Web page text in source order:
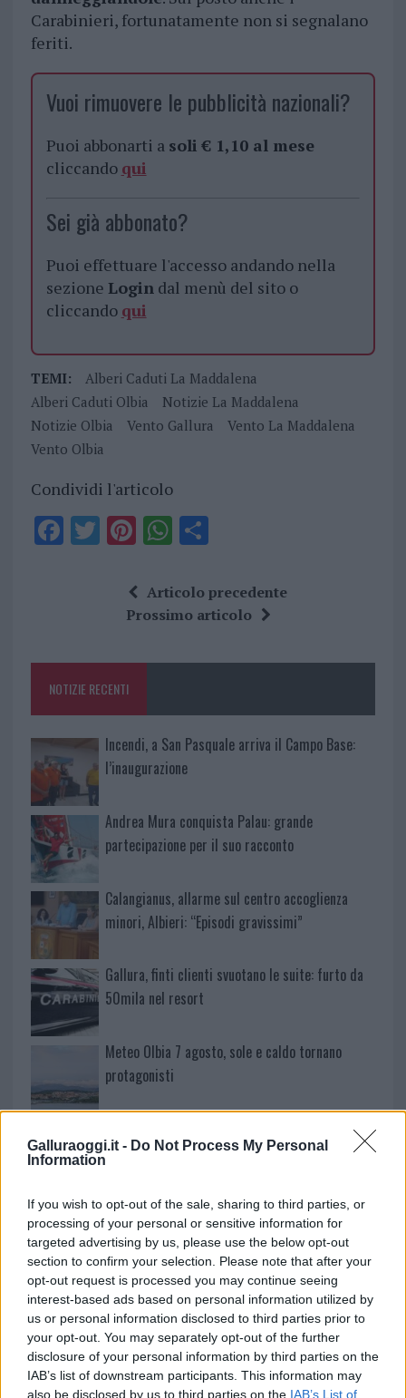
Galluraoggi.it - Do Not Process My Personal
Information
If you wish to opt-out of the sale, sharing to third parties, or
processing of your personal or sensitive information for
targeted advertising by us, please use the below opt-out
section to confirm your selection. Please note that after your
opt-out request is processed you may continue seeing
interest-based ads based on personal information utilized by
us or personal information disclosed to third parties prior to
your opt-out. You may separately opt-out of the further
disclosure of your personal information by third parties on the
IAB’s list of downstream participants. This information may
also be disclosed by us to third parties on the IAB’s List of
Carabinieri, fortunatamente non si segnalano
feriti.
Vuoi rimuovere le pubblicità nazionali?
Puoi abbonarti a soli € 1,10 al mese
cliccando qui
Sei già abbonato?
Puoi effettuare l'accesso andando nella
sezione Logindal menù del sito o
cliccando qui
TEMI:
Alberi Caduti La Maddalena
Alberi Caduti Olbia
Notizie La Maddalena
Notizie Olbia
Vento Gallura
Vento La Maddalena
Vento Olbia
Condividi l'articolo
F
o
k
T Pi
te
re
W
at
s
p
S
a
re
Articolo precedente
Prossimo articolo
NOTIZIE RECENTI
Incendi, a San Pasquale arriva il Campo Base:
l’inaugurazione
Andrea Mura conquista Palau: grande
partecipazione per il suo racconto
Calangianus, allarme sul centro accoglienza
minori, Albieri: “Episodi gravissimi”
Gallura, finti clienti svuotano le suite: furto da
50mila nel resort
Meteo Olbia 7 agosto, sole e caldo tornano
protagonisti
Test tunnel Olbia: rampe chiuse ancora fino a
fine agosto
Aggius conquista la classifica delle mete più
amate dell’estate 2026